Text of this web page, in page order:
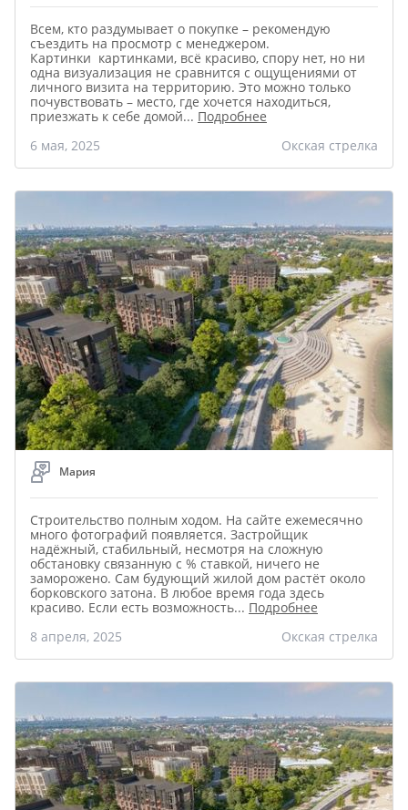
Всем, кто раздумывает о покупке – рекомендую
съездить на просмотр с менеджером.
Картинки картинками, всё красиво, спору нет, но ни
одна визуализация не сравнится с ощущениями от
личного визита на территорию. Это можно только
почувствовать – место, где хочется находиться,
приезжать к себе домой... Подробнее
6 мая, 2025
Окская стрелка
Мария
Строительство полным ходом. На сайте ежемесячно
много фотографий появляется. Застройщик
надёжный, стабильный, несмотря на сложную
обстановку связанную с % ставкой, ничего не
заморожено. Сам будующий жилой дом растёт около
борковского затона. В любое время года здесь
красиво. Если есть возможность... Подробнее
8 апреля, 2025
Окская стрелка